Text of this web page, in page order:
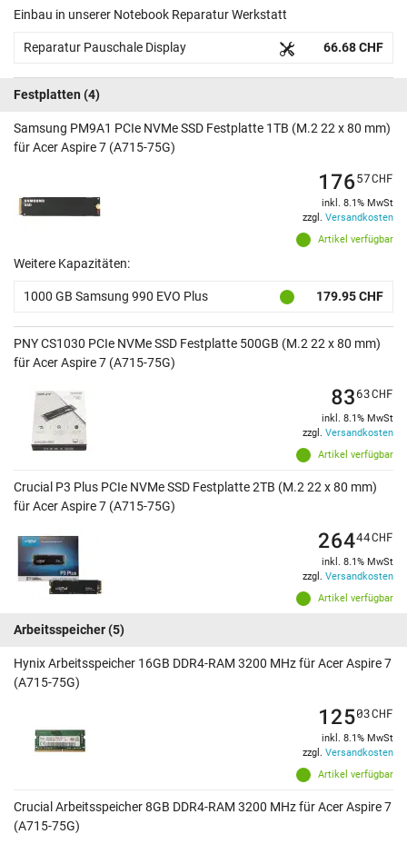
Einbau in unserer Notebook Reparatur Werkstatt
Reparatur Pauschale Display 66.68 CHF
Festplatten (4)
Samsung PM9A1 PCIe NVMe SSD Festplatte 1TB (M.2 22 x 80 mm)
für Acer Aspire 7 (A715-75G)
Artikel verfügbar
17657CHF
inkl. 8.1% MwSt
zzgl. Versandkosten
Weitere Kapazitäten:
1000 GB Samsung 990 EVO Plus 179.95 CHF
PNY CS1030 PCIe NVMe SSD Festplatte 500GB (M.2 22 x 80 mm)
für Acer Aspire 7 (A715-75G)
Artikel verfügbar
8363CHF
inkl. 8.1% MwSt
zzgl. Versandkosten
Crucial P3 Plus PCIe NVMe SSD Festplatte 2TB (M.2 22 x 80 mm)
für Acer Aspire 7 (A715-75G)
Artikel verfügbar
26444CHF
inkl. 8.1% MwSt
zzgl. Versandkosten
Arbeitsspeicher(5)
Hynix Arbeitsspeicher 16GB DDR4-RAM 3200 MHz für Acer Aspire 7
(A715-75G)
Artikel verfügbar
12503CHF
inkl. 8.1% MwSt
zzgl. Versandkosten
Crucial Arbeitsspeicher 8GB DDR4-RAM 3200 MHz für Acer Aspire 7
(A715-75G)